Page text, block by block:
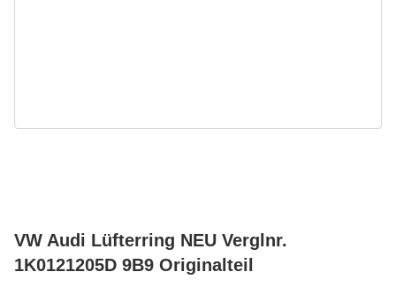
VW Audi Lüfterring NEU Verglnr.
1K0121205D 9B9 Originalteil